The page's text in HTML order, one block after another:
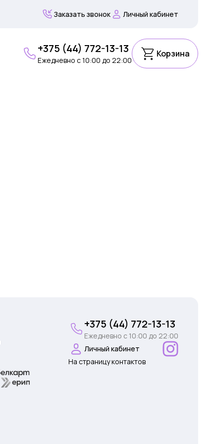
Заказать звонок Личный кабинет
+375 (44) 772-13-13
Ежедневно c 10:00 до 22:00
Корзина
+375 (44) 772-13-13
Ежедневно c 10:00 до 22:00
Личный кабинет
На страницу контактов